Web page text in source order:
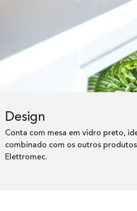
Design
Conta com mesa em vidro preto,
combinado com os outros
Elettromec.